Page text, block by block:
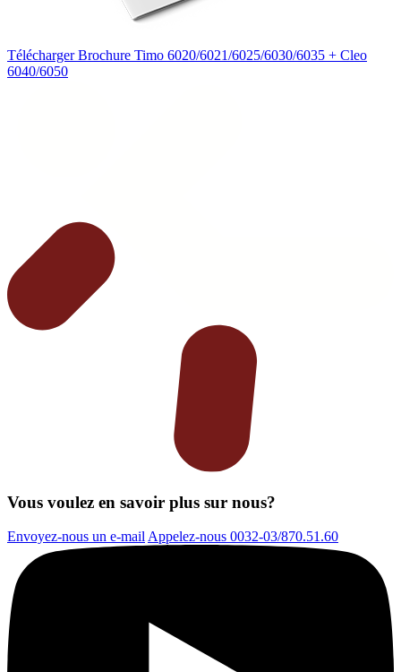
Télécharger Brochure Timo 6020/6021/6025/6030/6035 + Cleo
6040/6050
Vous voulez en savoir plus sur nous?
Envoyez-nous un e-mail Appelez-nous 0032-03/870.51.60